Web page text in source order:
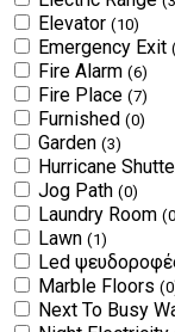
Elevator (10)
Emergency Exit
Fire Alarm (6)
Fire Place (7)
Furnished (0)
Garden (3)
Hurricane
Jog Path (0)
Laundry Room
Lawn (1)
Led
Marble Floors
Next To Busy